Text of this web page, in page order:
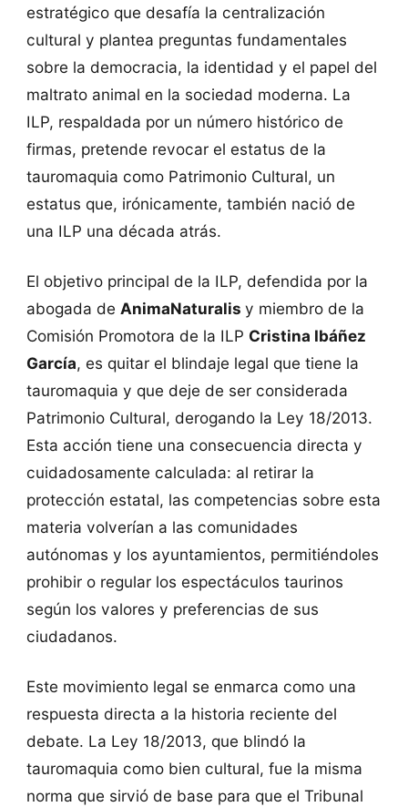
estratégico que desafía la centralización
cultural y plantea preguntas fundamentales
sobre la democracia, la identidad y el papel del
maltrato animal en la sociedad moderna. La
ILP, respaldada por un número histórico de
firmas, pretende revocar el estatus de la
tauromaquia como Patrimonio Cultural, un
estatus que, irónicamente, también nació de
una ILP una década atrás.
El objetivo principal de la ILP, defendida por la
abogada de AnimaNaturalis y miembro de la
Comisión Promotora de la ILP Cristina Ibáñez
García, es quitar el blindaje legal que tiene la
tauromaquia y que deje de ser considerada
Patrimonio Cultural, derogando la Ley 18/2013.
Esta acción tiene una consecuencia directa y
cuidadosamente calculada: al retirar la
protección estatal, las competencias sobre esta
materia volverían a las comunidades
autónomas y los ayuntamientos, permitiéndoles
prohibir o regular los espectáculos taurinos
según los valores y preferencias de sus
ciudadanos.
Este movimiento legal se enmarca como una
respuesta directa a la historia reciente del
debate. La Ley 18/2013, que blindó la
tauromaquia como bien cultural, fue la misma
norma que sirvió de base para que el Tribunal